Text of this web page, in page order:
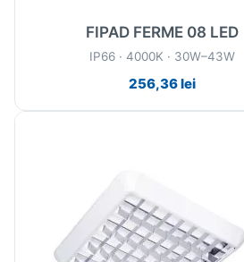
FIPAD FERME 08 LED
IP66 · 4000K · 30W–43W
256,36lei